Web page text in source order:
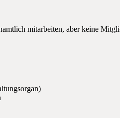
mitarbeiten, aber keine